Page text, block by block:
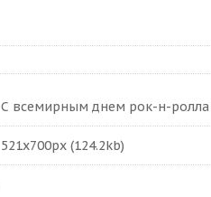
С всемирным днем рок-н-ролла
521x700px (124.2kb)